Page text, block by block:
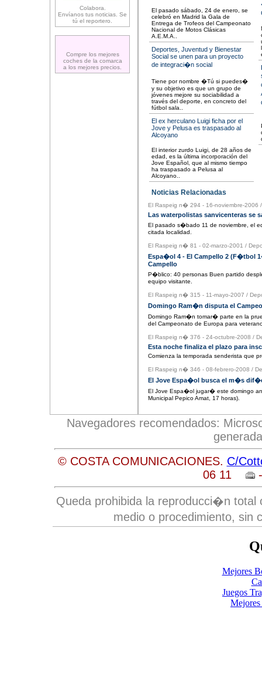
Colabora.
Envíanos tus noticias. Se
tú el reportero.
Compre los mejores
coches de la comarca
a los mejores precios.
El pasado sábado, 24 de enero, se
celebró en Madrid la Gala de
Entrega de Trofeos del Campeonato
Nacional de Motos Clásicas
A.E.M.A..
Deportes, Juventud y Bienestar
Social se unen para un proyecto
de integraci�n social
Tiene por nombre �Tú si puedes�
y su objetivo es que un grupo de
jóvenes mejore su sociabilidad a
través del deporte, en concreto del
fútbol sala..
El ex herculano Luigi ficha por el
Jove y Pelusa es traspasado al
Alcoyano
El interior zurdo Luigi, de 28 años de
edad, es la última incorporación del
Jove Español, que al mismo tiempo
ha traspasado a Pelusa al
Alcoyano..
Noticias Relacionadas
El Raspeig n� 294 - 16-noviembre-2006
Las waterpolistas sanvicenteras se
El pasado s�bado 11 de noviembre, el
citada localidad.
El Raspeig n� 81 - 02-marzo-2001 /
Espa�ol 4 - El Campello 2 (F�tbol
Campello
P�blico: 40 personas Buen partido
equipo visitante.
El Raspeig n� 315 - 11-mayo-2007 /
Domingo Ram�n disputa el
Domingo Ram�n tomar� parte en la
del Campeonato de Europa para
El Raspeig n� 376 - 24-octubre-2008 /
Esta noche finaliza el plazo para
Comienza la temporada senderista que
El Raspeig n� 346 - 08-febrero-2008 /
El Jove Espa�ol busca el m�s
El Jove Espa�ol jugar� este domingo
Municipal Pepico Amat, 17 horas).
Navegadores recomendados:
© COSTA COMUNICACIONES. C/
06 11
-
Queda prohibida la reproducci�n total
medio o procedimiento, sin
Mejores
Juegos